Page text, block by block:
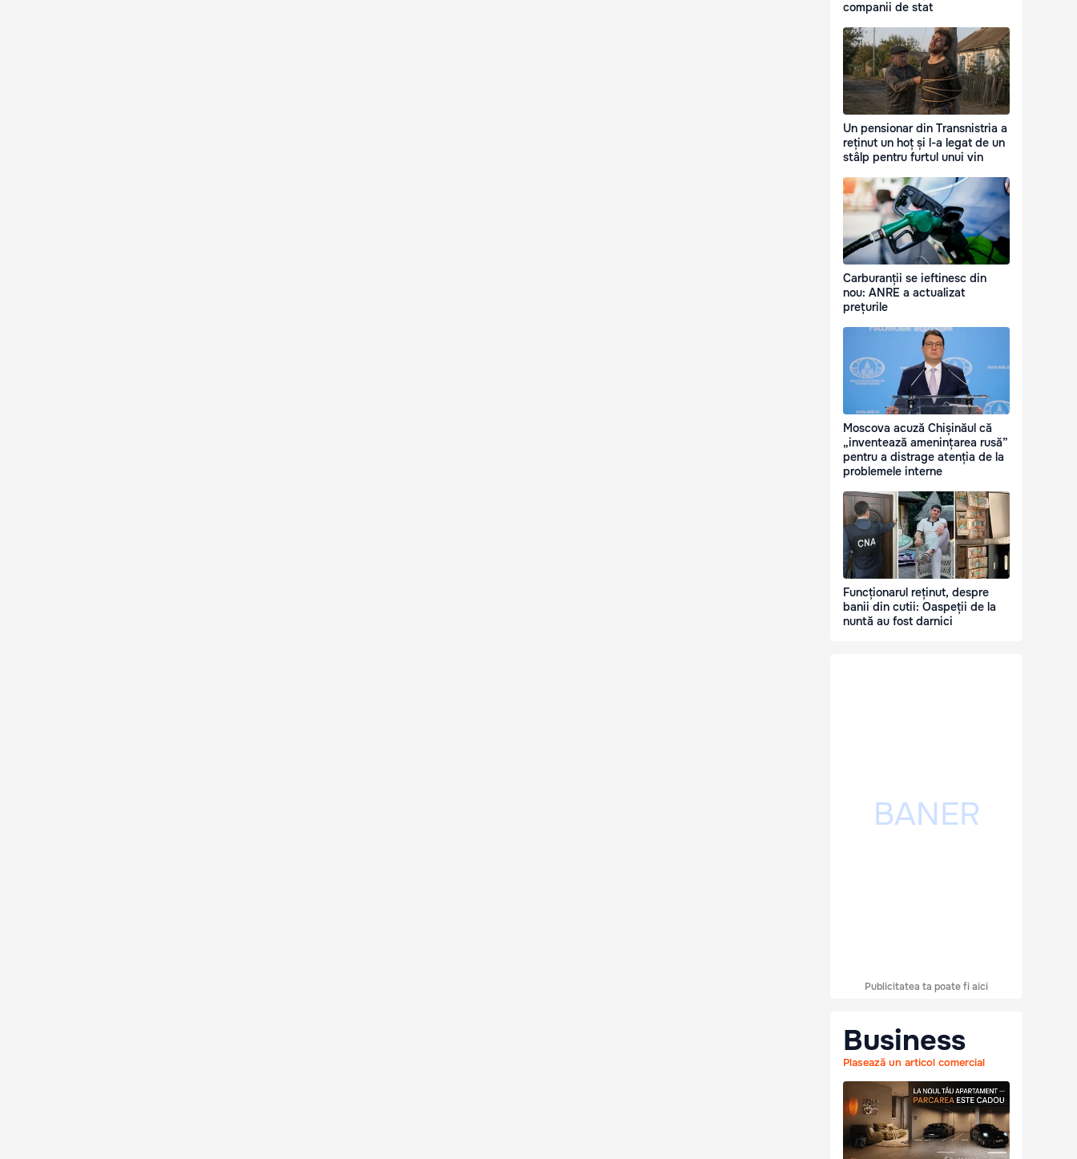
companii de stat
Un pensionar din Transnistria a
reținut un hoț și l-a legat de un
stâlp pentru furtul unui vin
Carburanții se ieftinesc din
nou: ANRE a actualizat
prețurile
Moscova acuză Chișinăul că
„inventează amenințarea rusă”
pentru a distrage atenția de la
problemele interne
Funcționarul reținut, despre
banii din cutii: Oaspeții de la
nuntă au fost darnici
Publicitatea ta poate fi aici
Business
Plasează un articol comercial